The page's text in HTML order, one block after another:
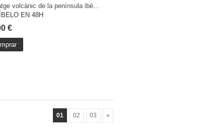
volcànic de la península ibè...
EN 48H
€
01 02 03 »